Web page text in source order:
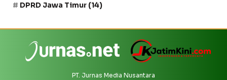
DPRD Jawa Timur (14)
PT. Jurnas Media Nusantara